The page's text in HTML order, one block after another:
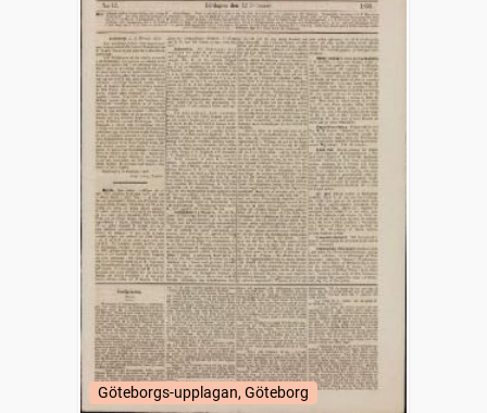
Göteborgs-upplagan, Göteborg